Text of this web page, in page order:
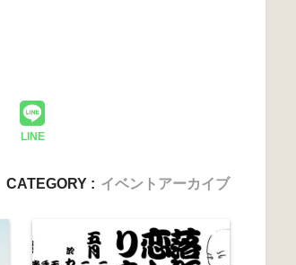
LINE
CATEGORY : イベントアーカイブ